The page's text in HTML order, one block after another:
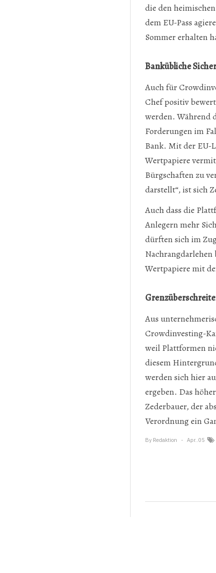
die den
dem EU-Pass
Sommer erhalten
Bankübliche
Auch für
Chef positiv
werden. Während
Forderungen im
Bank. Mit der EU-
Wertpapiere
Bürgschaften zu
darstellt“, ist sich
Auch dass die
Anlegern mehr
dürften sich im
Wertpapiere mit
Aus
Crowdinvesting-
weil Plattformen
diesem
werden sich hier
ergeben. Das
Zederbauer, der
Verordnung ein
By Redaktion Apr..05